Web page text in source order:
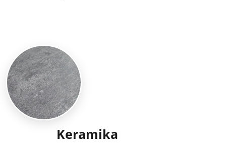
Keramika